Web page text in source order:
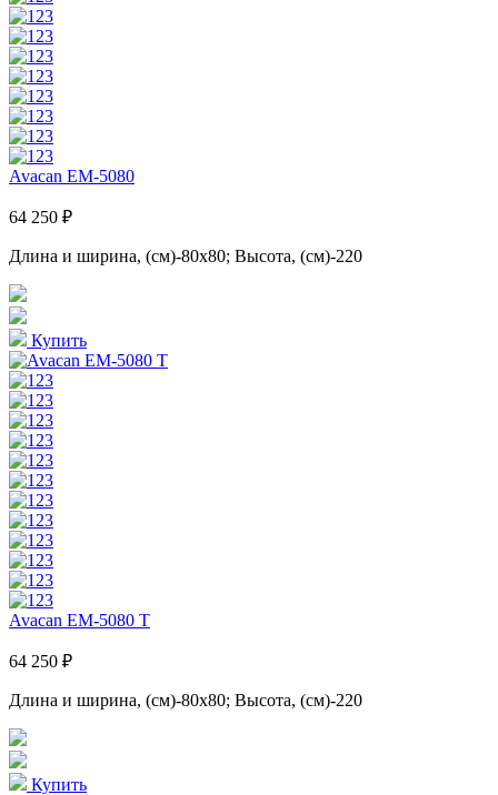
Avacan EM-5080
64 250 ₽
Длина и ширина, (см)-80x80; Высота, (см)-220
Купить
Avacan EM-5080 T
64 250 ₽
Длина и ширина, (см)-80x80; Высота, (см)-220
Купить